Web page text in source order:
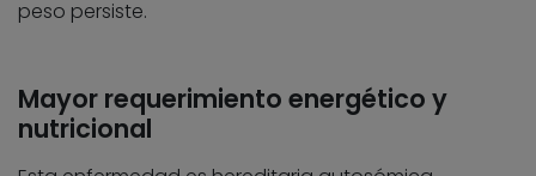
peso persiste.
Mayor requerimiento energético y
nutricional